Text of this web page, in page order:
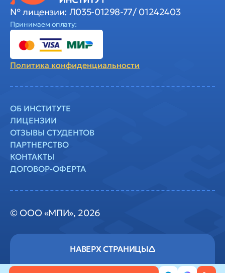
№ лицензии: Л035-01298-77/ 01242403
Принимаем оплату:
Политика конфиденциальности
© ООО «МПИ», 2026
ОБ ИНСТИТУТЕ
ЛИЦЕНЗИИ
ОТЗЫВЫ СТУДЕНТОВ
ПАРТНЕРСТВО
КОНТАКТЫ
ДОГОВОР-ОФЕРТА